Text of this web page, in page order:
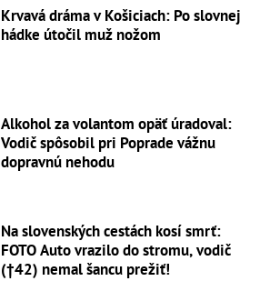
Krvavá dráma v Košiciach: Po slovnej
hádke útočil muž nožom
Alkohol za volantom opäť úradoval:
Vodič spôsobil pri Poprade vážnu
dopravnú nehodu
Na slovenských cestách kosí smrť:
FOTO Auto vrazilo do stromu, vodič
(†42) nemal šancu prežiť!